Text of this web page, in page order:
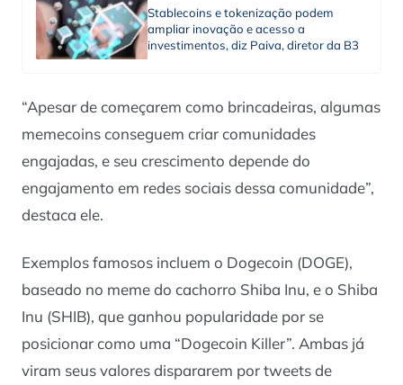
Stablecoins e tokenização podem
ampliar inovação e acesso a
investimentos, diz Paiva, diretor da B3
“Apesar de começarem como brincadeiras, algumas
memecoins conseguem criar comunidades
engajadas, e seu crescimento depende do
engajamento em redes sociais dessa comunidade”,
destaca ele.
Exemplos famosos incluem o Dogecoin (DOGE),
baseado no meme do cachorro Shiba Inu, e o Shiba
Inu (SHIB), que ganhou popularidade por se
posicionar como uma “Dogecoin Killer”. Ambas já
viram seus valores dispararem por tweets de